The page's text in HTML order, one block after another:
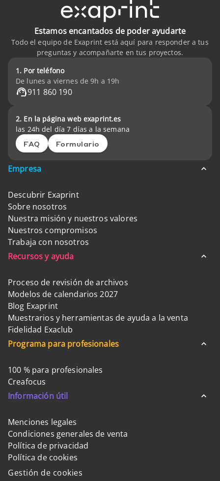
Estamos encantados de poder ayudarte
Todo el equipo de Exaprint está aquí para responder a tus
preguntas y acompañarte en tus proyectos.
1. Por teléfono
De lunes a viernes de 9h a 19h
911 860 190
2. En la página web exaprint.es
las 24h del día 7 días a la semana
FAQ Formulario
Empresa
Descubrir Exaprint
Sobre nosotros
Nuestra misión y nuestros valores
Nuestros compromisos
Trabaja con nosotros
Recursos y ayuda
Proceso de revisión de archivos
Modelos de calendarios 2027
Blog Exaprint
Muestrarios y herramientas de ayuda a la venta
Fidelidad Exaclub
Programa para profesionales
100 % para profesionales
Creafocus
Información útil
Menciones legales
Condiciones generales de venta
Política de privacidad
Política de cookies
Gestión de cookies